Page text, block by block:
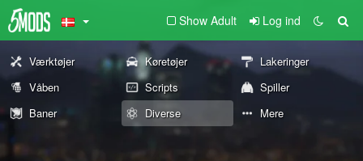
Show Adult Log ind
Værktøjer Køretøjer
Lakeringer
Våben
Scripts
Spiller
Baner
Diverse Mere